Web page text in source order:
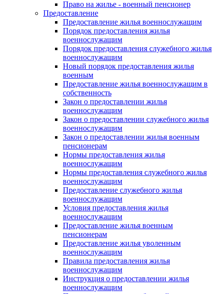
Право на жилье - военный пенсионер
Предоставление
Предоставление жилья военнослужащим
Порядок предоставления жилья
военнослужащим
Порядок предоставления служебного жилья
военнослужащим
Новый порядок предоставления жилья
военным
Предоставление жилья военнослужащим в
собственность
Закон о предоставлении жилья
военнослужащим
Закон о предоставлении служебного жилья
военнослужащим
Закон о предоставлении жилья военным
пенсионерам
Нормы предоставления жилья
военнослужащим
Нормы предоставления служебного жилья
военнослужащим
Предоставление служебного жилья
военнослужащим
Условия предоставления жилья
военнослужащим
Предоставление жилья военным
пенсионерам
Предоставление жилья уволенным
военнослужащим
Правила предоставления жилья
военнослужащим
Инструкция о предоставлении жилья
военнослужащим